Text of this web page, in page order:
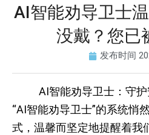
AI智能劝导卫士
没戴？您已
发布时间
AI智能劝导卫士：守
“AI智能劝导卫士”的系统悄
式，温馨而坚定地提醒着我